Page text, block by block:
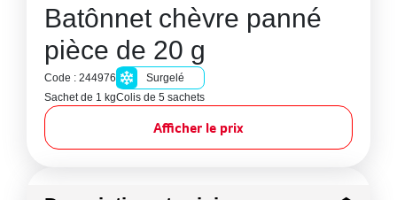
Batônnet chèvre panné
pièce de 20 g
Code : 244976
Surgelé
Sachet de 1 kgColis de 5 sachets
Afficher le prix